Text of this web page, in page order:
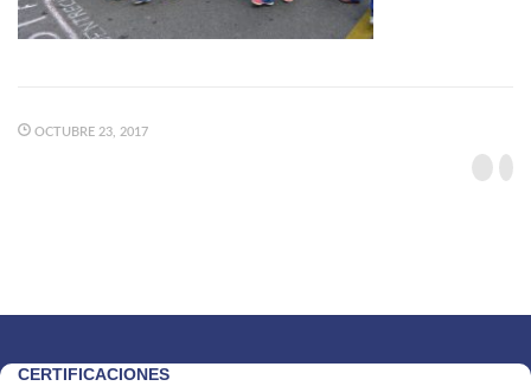
OCTUBRE 23, 2017
CERTIFICACIONES